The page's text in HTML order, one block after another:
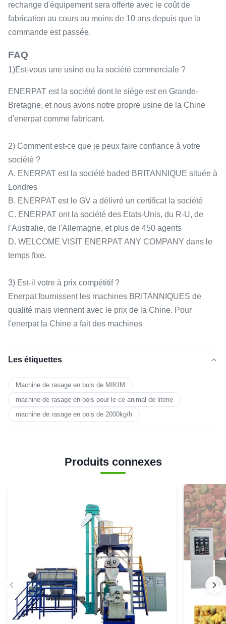
rechange d'équipement sera offerte avec le coût de
fabrication au cours au moins de 10 ans depuis que la
commande est passée.
FAQ
1)Est-vous une usine ou la société commerciale ?
ENERPAT est la société dont le siège est en Grande-
Bretagne, et nous avons notre propre usine de la Chine
d'enerpat comme fabricant.
2) Comment est-ce que je peux faire confiance à votre
société ?
A. ENERPAT est la société baded BRITANNIQUE située à
Londres
B. ENERPAT est le GV a délivré un certificat la société
C. ENERPAT ont la société des Etats-Unis, du R-U, de
l'Australie, de l'Allemagne, et plus de 450 agents
D. WELCOME VISIT ENERPAT ANY COMPANY dans le
temps fixe.
3) Est-il votre à prix compétitif ?
Enerpat fournissent les machines BRITANNIQUES de
qualité mais viennent avec le prix de la Chine. Pour
l'enerpat la Chine a fait des machines
Les étiquettes
Machine de rasage en bois de MIKIM
machine de rasage en bois pour le ce animal de literie
machine de rasage en bois de 2000kg/h
Produits connexes